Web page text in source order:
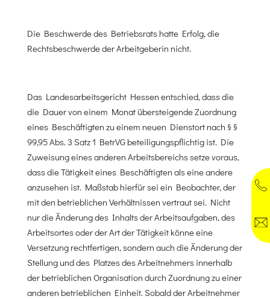
Die Beschwerde des Betriebsrats hatte Erfolg, die
Rechtsbeschwerde der Arbeitgeberin nicht.
Das Landesarbeitsgericht Hessen entschied, dass die
die Dauer von einem Monat übersteigende Zuordnung
eines Beschäftigten zu einem neuen Dienstort nach § §
99,95 Abs. 3 Satz 1 BetrVG beteiligungspflichtig ist. Die
Zuweisung eines anderen Arbeitsbereichs setze voraus,
dass die Tätigkeit eines Beschäftigten als eine andere
anzusehen ist. Maßstab hierfür sei ein Beobachter, der
mit den betrieblichen Verhältnissen vertraut sei. Nicht
nur die Änderung des Inhalts der Arbeitsaufgaben, des
Arbeitsortes oder der Art der Tätigkeit könne eine
Versetzung rechtfertigen, sondern auch die Änderung der
Stellung und des Platzes des Arbeitnehmers innerhalb
der betrieblichen Organisation durch Zuordnung zu einer
anderen betrieblichen Einheit. Sobald der Arbeitnehmer